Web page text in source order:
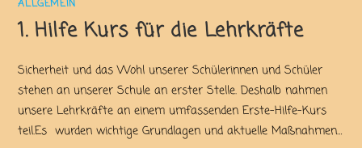
ALLGEMEIN
1. Hilfe Kurs für die Lehrkräfte
Sicherheit und das Wohl unserer Schülerinnen und Schüler
stehen an unserer Schule an erster Stelle. Deshalb nahmen
unsere Lehrkräfte an einem umfassenden Erste-Hilfe-Kurs
teil.Es wurden wichtige Grundlagen und aktuelle Maßnahmen…